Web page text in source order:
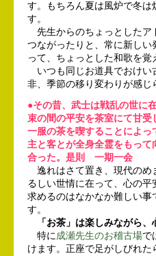
す。もちろん夏は風炉で冬
す。
先生からのちょっとしたア
つながったりと、常に新し
って、ちょっとした和歌を
いつも同じお道具でおけい
非、季節の移り変わりが感
●その昔、武士は戦乱の世に
束の間の平安を茶室にて甘受
一服の茶を喫することによっ
主と客とが全身全霊をもって
合った。是則 一期一会
逸れはさて置き、現代のめ
るしい世情に在って、心の平
求めるのはなかなか難しい事
す。
「お茶」は楽しみながら
特に成瀬先生のお稽古場で
けます。正座で足がしびれ